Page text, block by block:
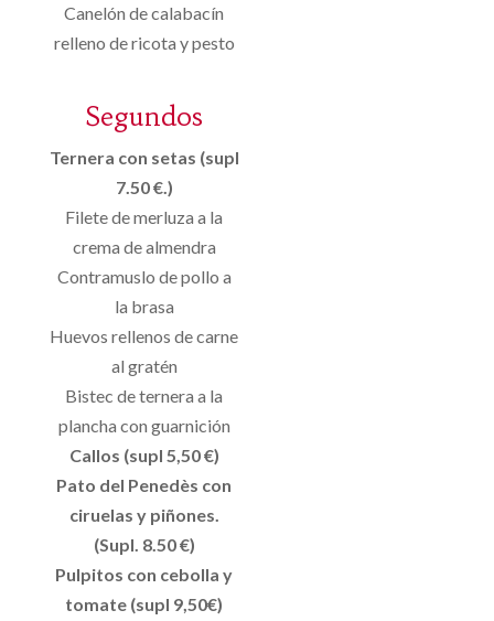
Canelón de calabacín
relleno de ricota y pesto
Segundos
Ternera con setas (supl
7.50 €.)
Filete de merluza a la
crema de almendra
Contramuslo de pollo a
la brasa
Huevos rellenos de carne
al gratén
Bistec de ternera a la
plancha con guarnición
Callos (supl 5,50 €)
Pato del Penedès con
ciruelas y piñones.
(Supl. 8.50 €)
Pulpitos con cebolla y
tomate (supl 9,50€)